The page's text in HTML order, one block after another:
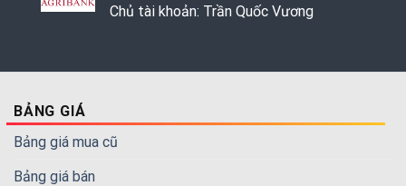
Chủ tài khoản: Trần Quốc Vương
BẢNG GIÁ
Bảng giá mua cũ
Bảng giá bán